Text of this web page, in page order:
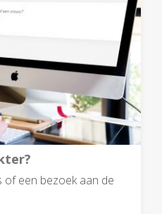
of een bezoek aan de